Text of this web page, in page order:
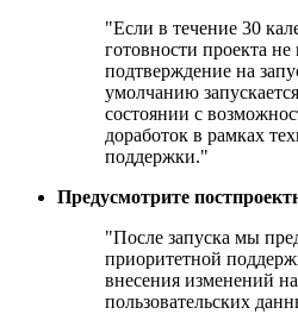
"Если в течение 30
готовности проекта не
подтверждение на
умолчанию
состоянии с
доработок в рамках
поддержки."
Предусмотрите
"После запуска мы
приоритетной
внесения изменений
пользовательских